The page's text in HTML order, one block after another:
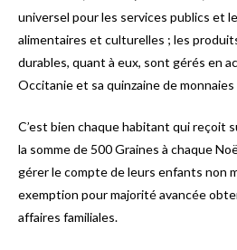
universel pour les services publics et
alimentaires et culturelles ; les
durables, quant à eux, sont gérés en
Occitanie et sa quinzaine de monnaies
C’est bien chaque habitant qui reçoit
la somme de 500 Graines à chaque
gérer le compte de leurs enfants non
exemption pour majorité avancée
affaires familiales.